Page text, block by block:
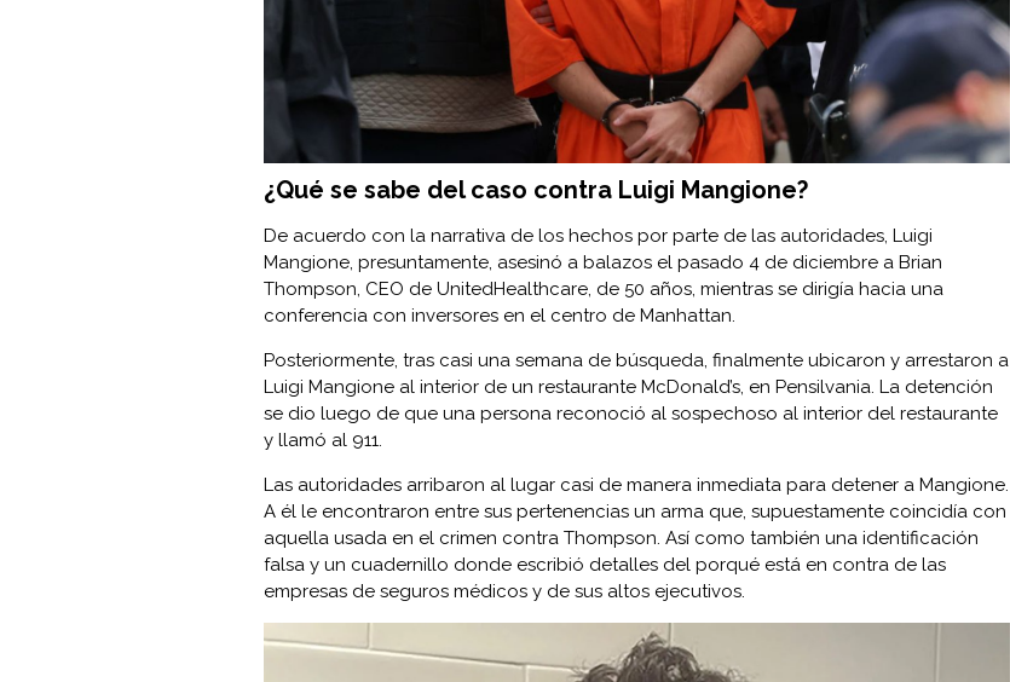
¿Qué se sabe del caso contra Luigi Mangione?
De acuerdo con la narrativa de los hechos por parte de las autoridades, Luigi
Mangione, presuntamente, asesinó a balazos el pasado 4 de diciembre a Brian
Thompson, CEO de UnitedHealthcare, de 50 años, mientras se dirigía hacia una
conferencia con inversores en el centro de Manhattan.
Posteriormente, tras casi una semana de búsqueda, finalmente ubicaron y arrestaron a
Luigi Mangione al interior de un restaurante McDonald’s, en Pensilvania. La detención
se dio luego de que una persona reconoció al sospechoso al interior del restaurante
y llamó al 911.
Las autoridades arribaron al lugar casi de manera inmediata para detener a Mangione.
A él le encontraron entre sus pertenencias un arma que, supuestamente coincidía con
aquella usada en el crimen contra Thompson. Así como también una identificación
falsa y un cuadernillo donde escribió detalles del porqué está en contra de las
empresas de seguros médicos y de sus altos ejecutivos.